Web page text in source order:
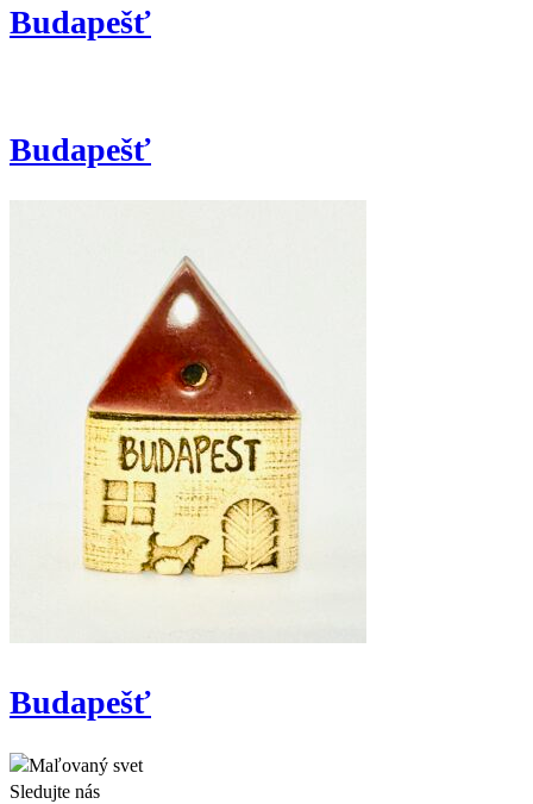
Budapešť
Budapešť
Budapešť
Sledujte nás